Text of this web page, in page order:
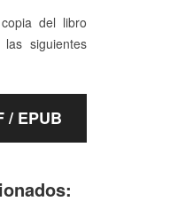
del libro
siguientes
/ EPUB